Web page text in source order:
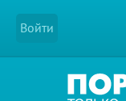
Войти